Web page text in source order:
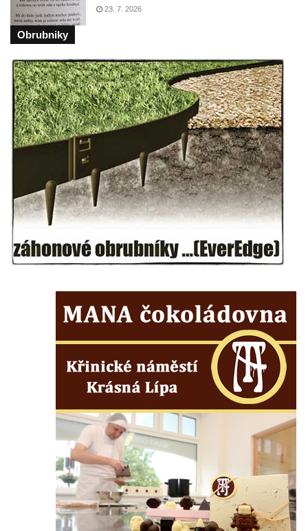
Pamětní deska obětem holokaustu u
židovského hřbitova v Kovanicích
úřadě v Kovanicích
Pomník obětem 1. světové války v
Kovanicích
Pomník obětem válek v Kněževsi
Pamětní deska Rudé armádě na radnici v
Pomník obětem koncentračního tábora na
hřbitově v Rychnově u Jablonce nad Nisou
Pomník pracovního nasazení vězňů
koncentračního tábora v Tovární ulici v
Rychnově u Jablonce nad Nisou
Kenotaf Emila Posselta na hřbitově v
Krásné u Pěnčína
Kenotaf Edmunda Andera na hřbitově v
Krásné u Pěnčína
Teplicích nad Metují
Kenotaf Franze Ruseho na hřbitově v
Teplicích nad Metují
Pomník obětem 2. světové války na hřbitově
v Teplicích nad Metují
Hrob Waltera Hilleho na hřbitově ve Vlčí
23. 7. 2026
Obrubniky